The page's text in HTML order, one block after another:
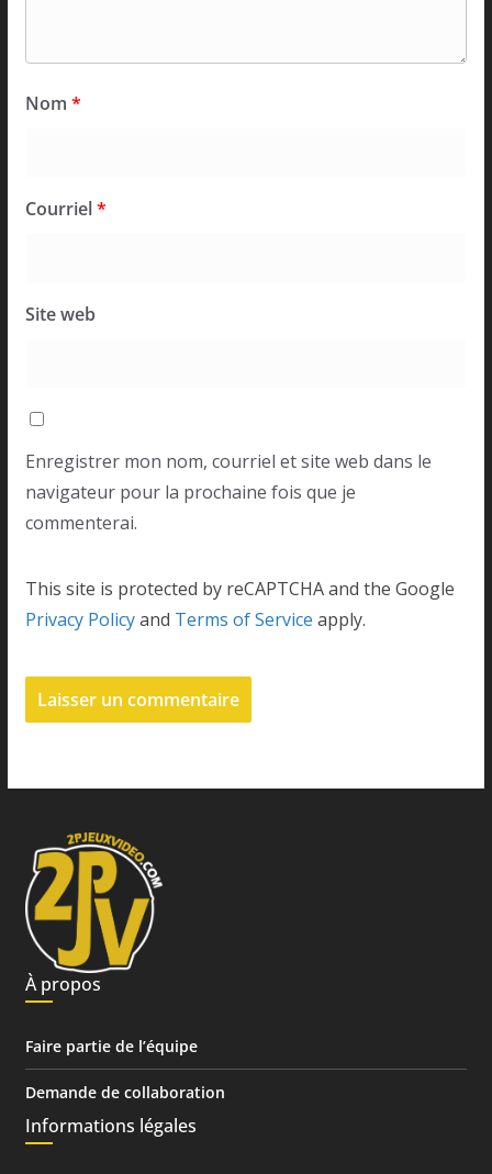
Nom *
Courriel*
Site web
Enregistrer mon nom, courriel et site web dans le
navigateur pour la prochaine fois que je
commenterai.
This site is protected by reCAPTCHA and the Google
Privacy Policyand Terms of Service apply.
À propos
Faire partie de l’équipe
Demande de collaboration
Informations légales